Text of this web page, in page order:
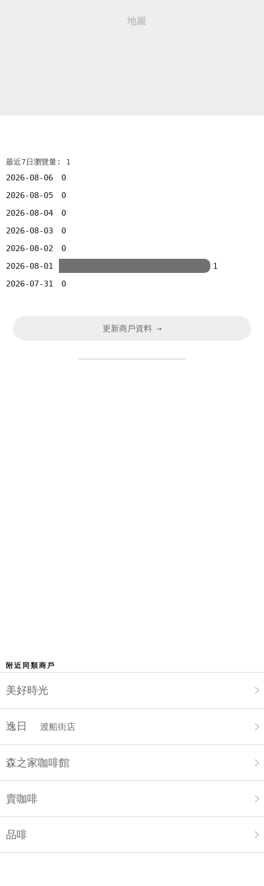
最近7日瀏覽量: 1
2026-08-06
0
2026-08-05
0
2026-08-04
0
2026-08-03
0
2026-08-02
0
2026-08-01
1
2026-07-31
0
更新商戶資料 →
附近同類商戶
美好時光
逸日 渡船街店
森之家咖啡館
賣咖啡
品啡